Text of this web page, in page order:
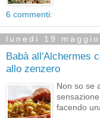
6 commenti:
lunedì 19
Babà all'Alchermes
allo zenzero
Non so se
facendo